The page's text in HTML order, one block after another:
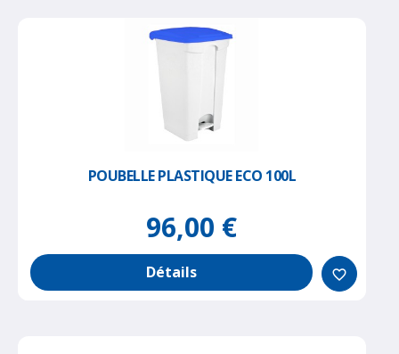
POUBELLE PLASTIQUE ECO 100L
96,00 €
Détails favorite_border